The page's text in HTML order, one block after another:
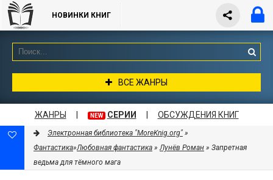
НОВИНКИ КНИГ
ВСЕ ЖАНРЫ
ЖАНРЫ NEW СЕРИИ ОБСУЖДЕНИЯ КНИГ
Электронная библиотека "MoreKnig.org" »
Фантастика»Любовная фантастика »Лунёв Роман » Запретная
ведьма для тёмного мага